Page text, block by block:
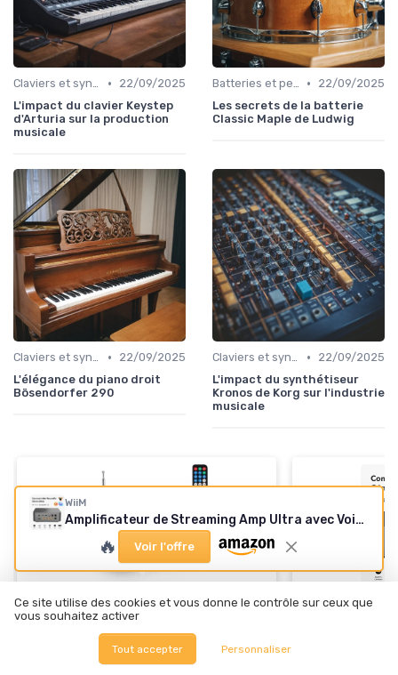
Claviers et synthétiseurs •
22/09/2025
L'impact du clavier Keystep
d'Arturia sur la production
musicale
Batteries et percussions électroniques •
22/09/2025
Les secrets de la batterie
Classic Maple de Ludwig
Claviers et synthétiseurs •
22/09/2025
L'élégance du piano droit
Bösendorfer 290
Claviers et synthétiseurs •
22/09/2025
L'impact du synthétiseur
Kronos de Korg sur l'industrie
musicale
🔥 POPULAIRE
ETLEPHE
Amplificateur Audio HiFi Stéréo
Bluetooth 5.0
WIIM
WiiM
Amplificateur de Streaming Amp Ultra avec Voice Remote2
🔥 Voir l'offre
Ce site utilise des cookies et vous donne le contrôle sur ceux que
vous souhaitez activer
Tout accepter Personnaliser